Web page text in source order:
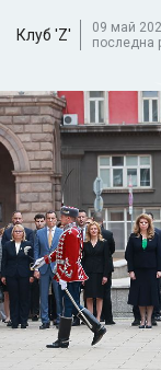
Клуб 'Z'
09 май
последна